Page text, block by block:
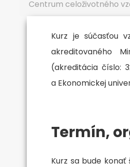
Centrum celoživotného
Kurz je súčasťou
akreditovaného
(akreditácia číslo:
a Ekonomickej
Termín,
Kurz sa bude